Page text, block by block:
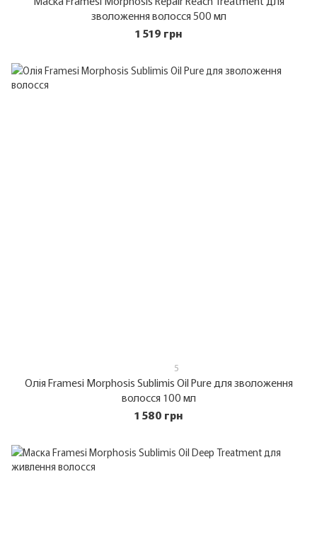
зволоження волосся 500 мл
1 519 грн
5
Олія Framesi Morphosis Sublimis Oil Pure для зволоження
волосся 100 мл
1 580 грн